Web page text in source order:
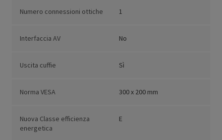
Numero connessioni ottiche 1
Interfaccia AV No
Uscita cuffie Sì
Norma VESA 300 x 200 mm
Nuova Classe efficienza
energetica
E